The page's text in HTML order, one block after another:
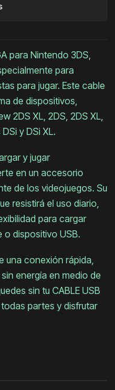
para Nintendo 3DS,
para
para jugar. Este cable
de dispositivos,
2DS XL, 2DS, 2DS XL,
y DSi XL.
y jugar
en un accesorio
de los videojuegos. Su
resistirá el uso diario,
para cargar
o dispositivo USB.
una conexión rápida,
energía en medio de
sin tu CABLE USB
partes y disfrutar